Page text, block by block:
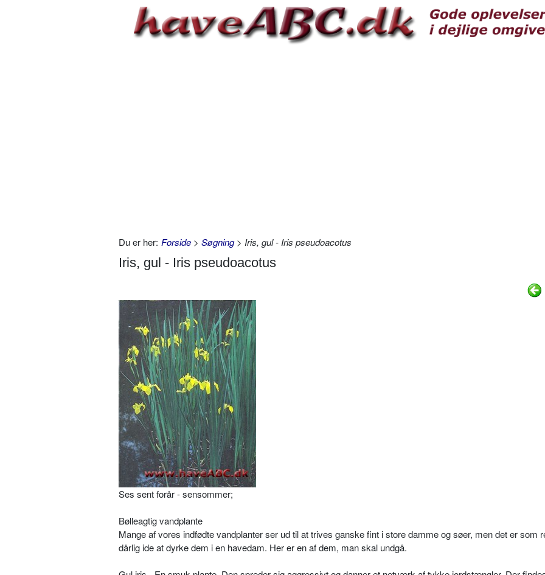
Du er her: Forside > Søgning> Iris, gul - Iris pseudoacotus
Iris, gul - Iris pseudoacotus
Ses sent forår - sensommer;
Bølleagtig vandplante
Mange af vores indfødte vandplanter ser ud til at trives ganske fint i store damme og søer, men det er som
dårlig ide at dyrke dem i en havedam. Her er en af dem, man skal undgå.